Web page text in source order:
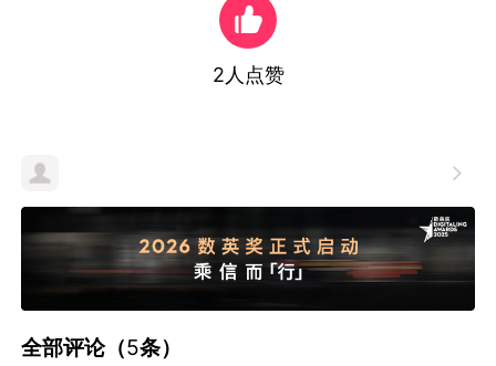
2 人点赞

全部评论（5条）